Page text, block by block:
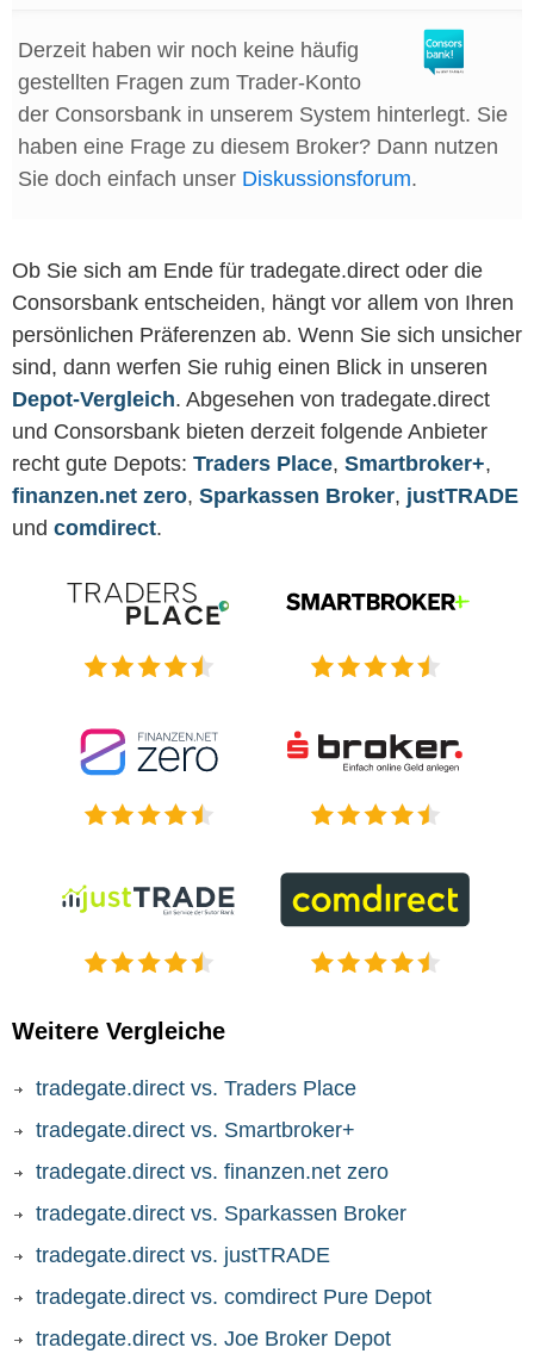
Derzeit haben wir noch keine häufig
gestellten Fragen zum Trader-Konto
der Consorsbank in unserem System hinterlegt. Sie
haben eine Frage zu diesem Broker? Dann nutzen
Sie doch einfach unser Diskussionsforum.
Ob Sie sich am Ende für tradegate.direct oder die
Consorsbank entscheiden, hängt vor allem von Ihren
persönlichen Präferenzen ab. Wenn Sie sich unsicher
sind, dann werfen Sie ruhig einen Blick in unseren
Depot-Vergleich. Abgesehen von tradegate.direct
und Consorsbank bieten derzeit folgende Anbieter
recht gute Depots: Traders Place, Smartbroker+,
finanzen.net zero, Sparkassen Broker, justTRADE
und comdirect.
Weitere Vergleiche
tradegate.direct vs. Traders Place
tradegate.direct vs. Smartbroker+
tradegate.direct vs. finanzen.net zero
tradegate.direct vs. Sparkassen Broker
tradegate.direct vs. justTRADE
tradegate.direct vs. comdirect Pure Depot
tradegate.direct vs. Joe Broker Depot